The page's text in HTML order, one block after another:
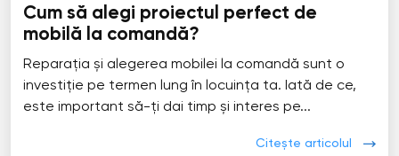
Cum să alegi proiectul perfect de
mobilă la comandă?
Reparația și alegerea mobilei la comandă sunt o
investiție pe termen lung în locuința ta. Iată de ce,
este important să-ți dai timp și interes pe...
Citește articolul